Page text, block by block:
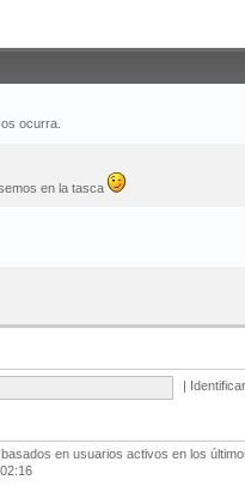
ocurra.
en la tasca
en usuarios activos en los